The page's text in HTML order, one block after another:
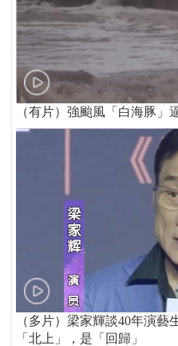
（有片）強颱風「白海豚
（多片）梁家輝談40年演
「北上」，是「回歸」